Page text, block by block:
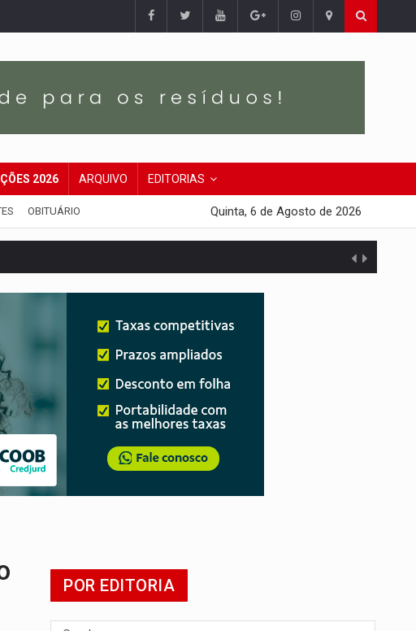
2026 ARQUIVO EDITORIAS
OBITUÁRIO Quinta, 6 de Agosto de 2026
POR EDITORIA